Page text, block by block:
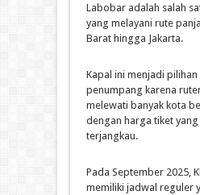
Labobar adalah salah
yang melayani rute
Barat hingga Jakarta.
Kapal ini menjadi pilihan
penumpang karena
melewati banyak kota
dengan harga tiket yang
terjangkau.
Pada September 2025,
memiliki jadwal reguler